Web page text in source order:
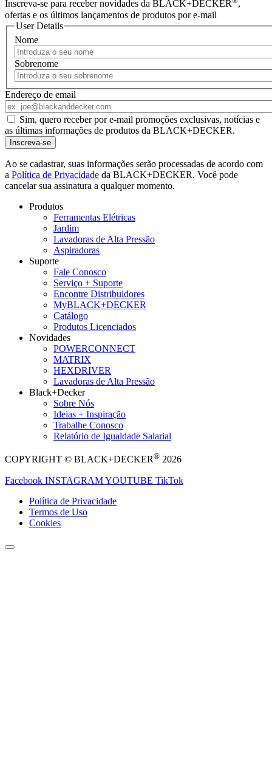
Inscreva-se para receber novidades da BLACK+DECKER
,
ofertas e os últimos lançamentos de produtos por e-mail
User Details
Nome
Sobrenome
Endereço de email
Sim, quero receber por e-mail promoções exclusivas, notícias e
as últimas informações de produtos da BLACK+DECKER.
Ao se cadastrar, suas informações serão processadas de acordo com
a Política de Privacidade da BLACK+DECKER. Você pode
cancelar sua assinatura a qualquer momento.
Produtos
Ferramentas Elétricas
Jardim
Lavadoras de Alta Pressão
Aspiradoras
Suporte
Fale Conosco
Serviço + Suporte
Encontre Distribuidores
MyBLACK+DECKER
Catálogo
Produtos Licenciados
Novidades
POWERCONNECT
MATRIX
HEXDRIVER
Lavadoras de Alta Pressão
Black+Decker
Sobre Nós
Ideias + Inspiração
Trabalhe Conosco
Relatório de Igualdade Salarial
COPYRIGHT © BLACK+DECKER® 2026
Facebook INSTAGRAMYOUTUBE TikTok
Política de Privacidade
Termos de Uso
Cookies